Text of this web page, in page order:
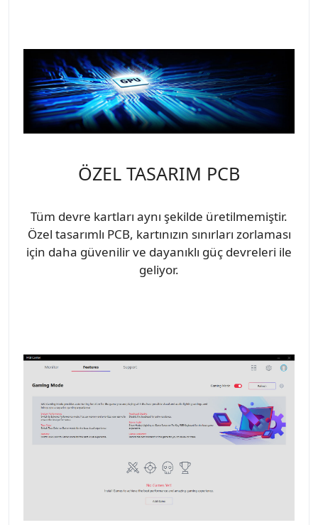
ÖZEL TASARIM PCB
Tüm devre kartları aynı şekilde üretilmemiştir.
Özel tasarımlı PCB, kartınızın sınırları zorlaması
için daha güvenilir ve dayanıklı güç devreleri ile
geliyor.